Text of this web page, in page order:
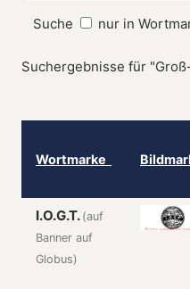
Suche nur in
Suchergebnisse für
Wortmarke
I.O.G.T. (auf
Banner auf
Globus)